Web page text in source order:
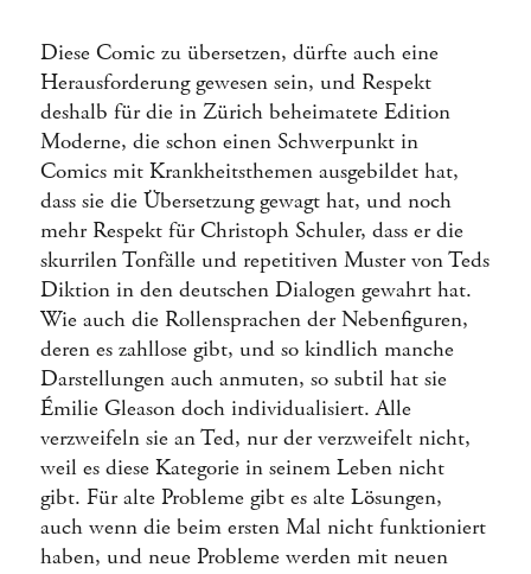
Diese Comic zu übersetzen, dürfte auch eine
Herausforderung gewesen sein, und Respekt
deshalb für die in Zürich beheimatete Edition
Moderne, die schon einen Schwerpunkt in
Comics mit Krankheitsthemen ausgebildet hat,
dass sie die Übersetzung gewagt hat, und noch
mehr Respekt für Christoph Schuler, dass er die
skurrilen Tonfälle und repetitiven Muster von Teds
Diktion in den deutschen Dialogen gewahrt hat.
Wie auch die Rollensprachen der Nebenfiguren,
deren es zahllose gibt, und so kindlich manche
Darstellungen auch anmuten, so subtil hat sie
Émilie Gleason doch individualisiert. Alle
verzweifeln sie an Ted, nur der verzweifelt nicht,
weil es diese Kategorie in seinem Leben nicht
gibt. Für alte Probleme gibt es alte Lösungen,
auch wenn die beim ersten Mal nicht funktioniert
haben, und neue Probleme werden mit neuen